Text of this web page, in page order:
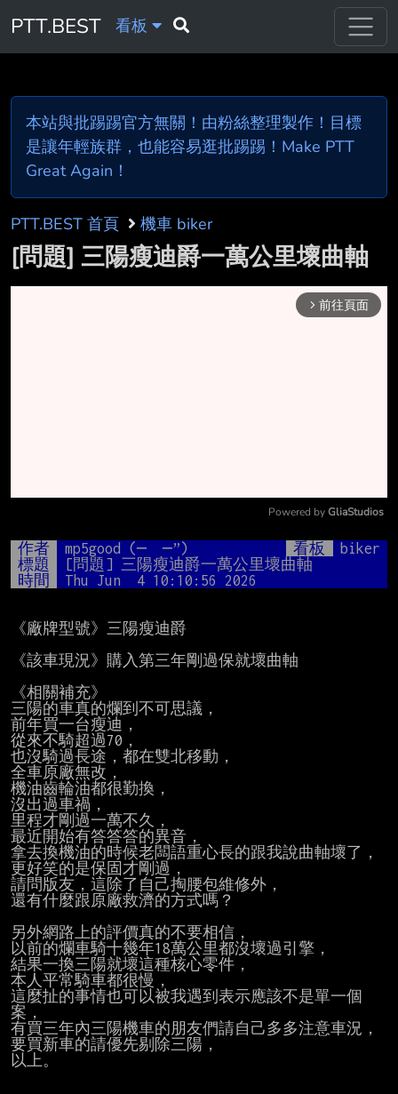
PTT.BEST 看板
本站與批踢踢官方無關！由粉絲整理製作！目標
是讓年輕族群，也能容易逛批踢踢！Make PTT
Great Again！
PTT.BEST 首頁 機車 biker
[問題] 三陽瘦迪爵一萬公里壞曲軸
arrow_forward_ios 前往頁面
Mute
Powered by GliaStudios
作者 mp5good (─  ─”) 看板
biker
標題
[問題] 三陽瘦迪爵一萬公里壞曲軸
時間
Thu Jun  4 10:10:56 2026
《廠牌型號》三陽瘦迪爵
《該車現況》購入第三年剛過保就壞曲軸
《相關補充》
三陽的車真的爛到不可思議，
前年買一台瘦迪，
從來不騎超過70，
也沒騎過長途，都在雙北移動，
全車原廠無改，
機油齒輪油都很勤換，
沒出過車禍，
里程才剛過一萬不久，
最近開始有答答答的異音，
拿去換機油的時候老闆語重心長的跟我說曲軸壞了，
更好笑的是保固才剛過，
請問版友，這除了自己掏腰包維修外，
還有什麼跟原廠救濟的方式嗎？
另外網路上的評價真的不要相信，
以前的爛車騎十幾年18萬公里都沒壞過引擎，
結果一換三陽就壞這種核心零件，
本人平常騎車都很慢，
這麼扯的事情也可以被我遇到表示應該不是單一個
案，
有買三年內三陽機車的朋友們請自己多多注意車況，
要買新車的請優先剔除三陽，
以上。